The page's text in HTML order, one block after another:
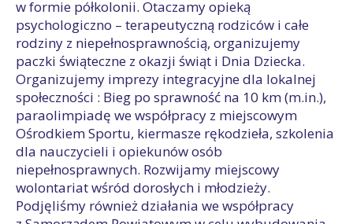
w formie półkolonii. Otaczamy opieką
psychologiczno – terapeutyczną rodziców i całe
rodziny z niepełnosprawnością, organizujemy
paczki świąteczne z okazji świąt i Dnia Dziecka.
Organizujemy imprezy integracyjne dla lokalnej
społeczności : Bieg po sprawność na 10 km (m.in.),
paraolimpiadę we współpracy z miejscowym
Ośrodkiem Sportu, kiermasze rękodzieła, szkolenia
dla nauczycieli i opiekunów osób
niepełnosprawnych. Rozwijamy miejscowy
wolontariat wśród dorosłych i młodzieży.
Podjęliśmy również działania we współpracy